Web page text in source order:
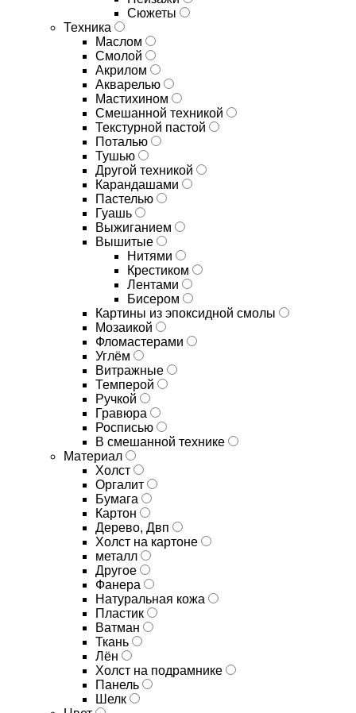
Сюжеты
Техника
Маслом
Смолой
Акрилом
Акварелью
Мастихином
Смешанной техникой
Текстурной пастой
Поталью
Тушью
Другой техникой
Карандашами
Пастелью
Гуашь
Выжиганием
Вышитые
Нитями
Крестиком
Лентами
Бисером
Картины из эпоксидной смолы
Мозаикой
Фломастерами
Углём
Витражные
Темперой
Ручкой
Гравюра
Росписью
В смешанной технике
Материал
Холст
Оргалит
Бумага
Картон
Дерево, Двп
Холст на картоне
металл
Другое
Фанера
Натуральная кожа
Пластик
Ватман
Ткань
Лён
Холст на подрамнике
Панель
Шелк